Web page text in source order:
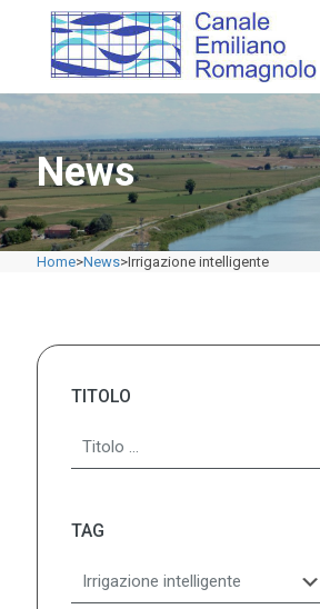
News
Home>News>Irrigazione intelligente
TITOLO
TAG